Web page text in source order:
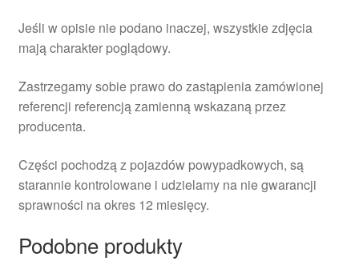
Jeśli w opisie nie podano inaczej, wszystkie zdjęcia
mają charakter poglądowy.
Zastrzegamy sobie prawo do zastąpienia zamówionej
referencji referencją zamienną wskazaną przez
producenta.
Części pochodzą z pojazdów powypadkowych, są
starannie kontrolowane i udzielamy na nie gwarancji
sprawności na okres 12 miesięcy.
Podobne produkty